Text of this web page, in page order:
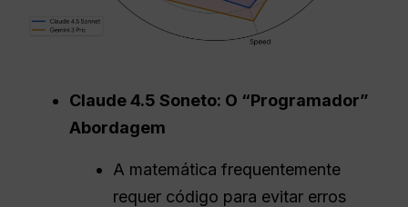
Claude 4.5 Soneto: O “Programador”
Abordagem
A matemática frequentemente
requer código para evitar erros